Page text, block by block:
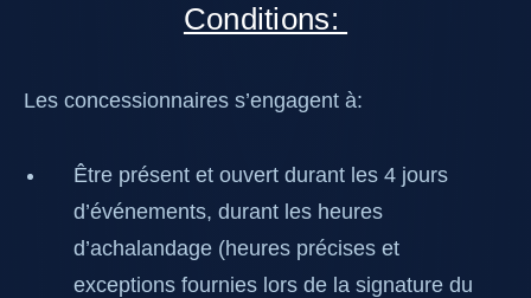
Conditions:
Les concessionnaires s’engagent à:
Être présent et ouvert durant les 4 jours
d’événements, durant les heures
d’achalandage (heures précises et
exceptions fournies lors de la signature du